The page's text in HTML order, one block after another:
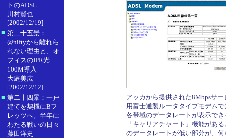
トのADSL
川村賢也
[2002/12/19]
■ 第二十五景：
@niftyから離れら
れない理由と、オ
フィスのIPR光
100M導入
大庭美広
[2002/12/12]
■ 第二十四景：一戸
建てを契機にBフ
レッツへ。半年に
わたる戦いの日々
藤田洋史
アッカから提供された8Mbpsサー
用富士通製ルータタイプモデムで
各帯域のデータレートが表示でき
「キャリアチャート」機能があ
のデータレートが低い部分が、何